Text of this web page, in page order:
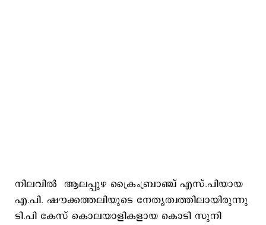
നിലവില്‍ ആലപ്പുഴ ക്രൈംബ്രാഞ്ച് എസ്.പിയായ
എ.പി. ഷൗക്കത്തലിയുടെ നേതൃത്വത്തിലായിരുന്നു
ടി.പി കേസ് കൊലയാളികളായ കൊടി സുനി